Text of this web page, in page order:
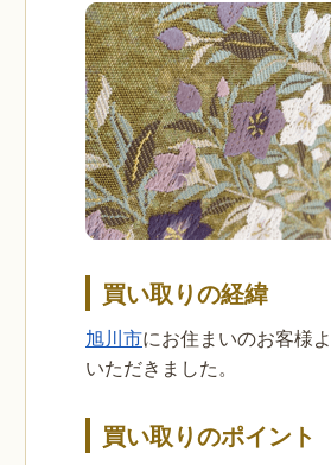
買い取りの経緯
旭川市にお住まいのお客様
いただきました。
買い取りのポイント